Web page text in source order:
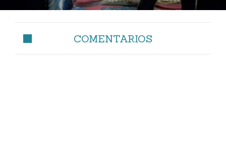
COMENTARIOS